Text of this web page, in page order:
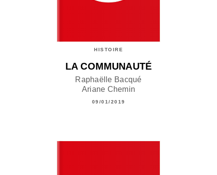
HISTOIRE
LA COMMUNAUTÉ
Raphaëlle Bacqué
Ariane Chemin
09/01/2019